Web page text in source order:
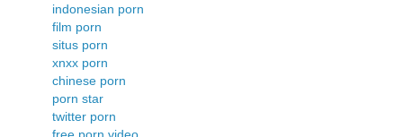
indonesian porn
film porn
situs porn
xnxx porn
chinese porn
porn star
twitter porn